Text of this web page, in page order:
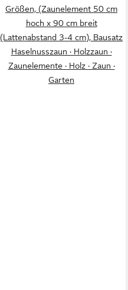
Größen, (Zaunelement 50 cm
hoch x 90 cm breit
(Lattenabstand 3-4 cm), Bausatz
Haselnusszaun · Holzzaun ·
Zaunelemente · Holz · Zaun ·
Garten